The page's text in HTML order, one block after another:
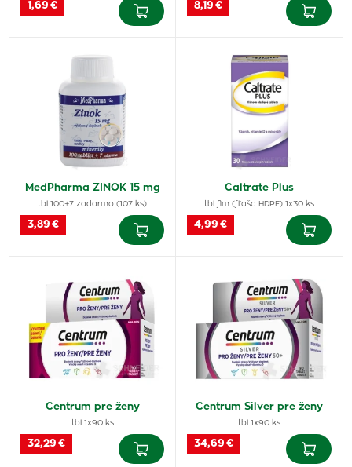
1,69 € 8,19 €
MedPharma ZINOK 15 mg
tbl 100+7 zadarmo (107 ks)
3,89 €
Caltrate Plus
tbl flm (fľaša HDPE) 1x30 ks
4,99 €
Centrum pre ženy
tbl 1x90 ks
32,29 €
Centrum Silver pre ženy
tbl 1x90 ks
34,69 €